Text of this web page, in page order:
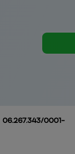
06.267.343/0001-